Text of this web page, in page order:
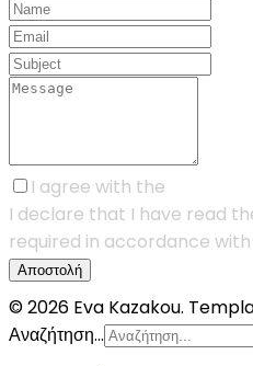
I agree with the
I declare that I have read
required in accordance with
Αποστολή
© 2026 Eva Kazakou.
Αναζήτηση...